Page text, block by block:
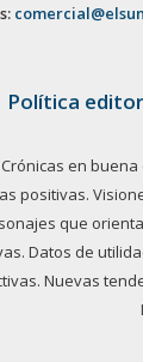
Política
en
positivas.
que
Datos de
Nuevas